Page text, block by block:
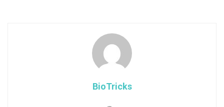
BioTricks